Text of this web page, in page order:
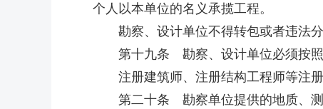
个人以本单位的名义承揽工程。
勘察、设计单位不得转包或者违法分
第十九条 勘察、设计单位必须按照
注册建筑师、注册结构工程师等注册
第二十条 勘察单位提供的地质、测